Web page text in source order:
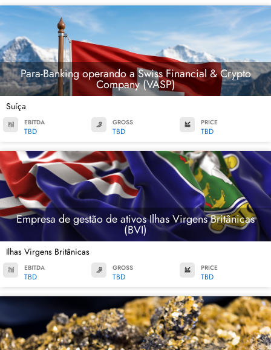
Para-Banking operando a Swiss Financial & Crypto
Company (VASP)
Suíça
EBITDA
TBD
GROSS
TBD
PRICE
TBD
Empresa de gestão de ativos Ilhas Virgens Britânicas
(BVI)
Ilhas Virgens Britânicas
EBITDA
TBD
GROSS
TBD
PRICE
TBD